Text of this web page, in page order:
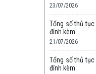
23/07/2026
Tổng số thủ
đính kèm
21/07/2026
Tổng số thủ
đính kèm